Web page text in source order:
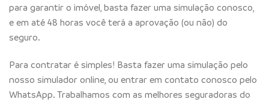
para garantir o imóvel, basta fazer uma simulação conosco,
e em até 48 horas você terá a aprovação (ou não) do
seguro.
Para contratar é simples! Basta fazer uma simulação pelo
nosso simulador online, ou entrar em contato conosco pelo
WhatsApp. Trabalhamos com as melhores seguradoras do